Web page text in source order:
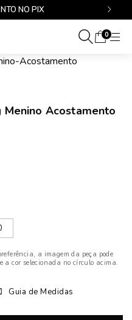
NO PIX
0
Menino Acostamento
a imagem da peça pode
a cor selecionada no círculo acima.
Guia de Medidas